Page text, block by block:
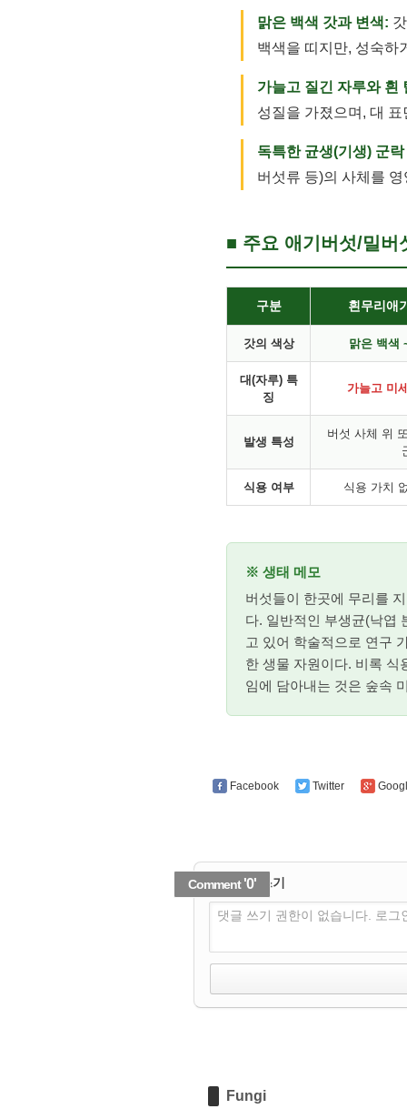
맑은 백색 갓과 변색:
백색을 띠지만, 성숙하
가늘고 질긴 자루와 흰
성질을 가졌으며, 대
독특한 균생(기생) 군
버섯류 등)의 사체를
■ 주요 애기버섯/밀버
구분 흰무리애
갓의 색상 맑은 백색
대(자루) 특
징
가늘고 미
발생 특성
버섯 사체 위
식용 여부 식용 가치
※ 생태 메모
버섯들이 한곳에 무리를
다. 일반적인 부생균(낙엽
고 있어 학술적으로 연구
한 생물 자원이다. 비록 식
임에 담아내는 것은 숲속
Facebook Twitter
✔ 댓글 쓰기
댓글 쓰기 권한이 없습니다. 로그
Comment'0'
Fungi